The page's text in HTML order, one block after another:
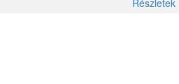
Részletek